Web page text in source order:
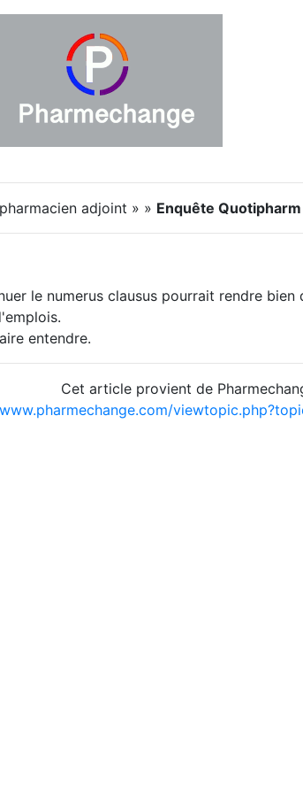
adjoint » » Enquête
le numerus clausus pourrait rendre
entendre.
Cet article provient de